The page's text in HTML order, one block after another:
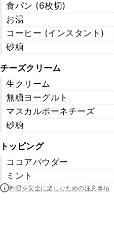
食パン (6枚切)
お湯
コーヒー (インスタント)
砂糖
チーズクリーム
生クリーム
無糖ヨーグルト
マスカルポーネチーズ
砂糖
トッピング
ココアパウダー
ミント
料理を安全に楽しむための注意事項